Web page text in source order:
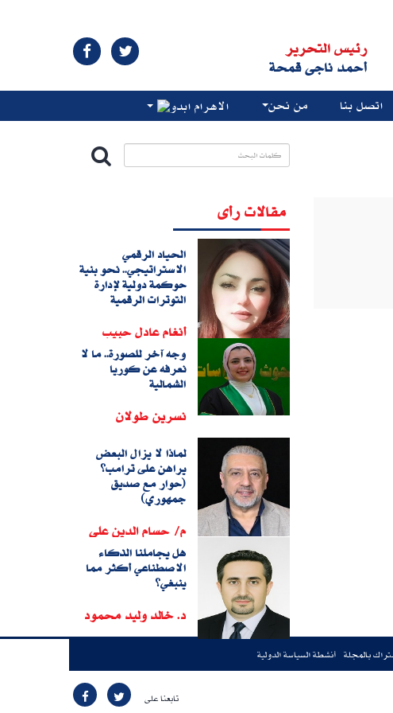
رئيس التحرير
أحمد ناجى قمحة
اتصل بنا من نحن الاهرام ابدو
مقالات رأى
الحياد الرقمي
الاستراتيجي.. نحو بنية
حوكمة دولية لإدارة
التوترات الرقمية
أنغام عادل حبيب
وجه آخر للصورة.. ما لا
نعرفه عن كوريا
الشمالية
نسرين طولان
لماذا لا يزال البعض
يراهن على ترامب؟
(حوار مع صديق
جمهوري)
م/ حسام الدين على
هل يجاملنا الذكاء
الاصطناعي أكثر مما
ينبغي؟
د. خالد وليد محمود
بالمجلة أنشطة السياسة الدولية
تابعنا على